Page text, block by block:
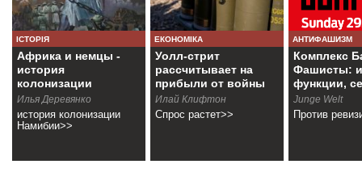
ІСТОРІЯ
Африка и немцы -
история
колонизации
Намибии
Илья Деревянко
история колонизации
Намибии>>
ЕКОНОМІКА
Уолл-стрит
рассчитывает на
прибыли от войны
Илай Клифтон
Спрос растет>>
АНТИФАШИЗМ
Комплекс
Фашисты:
функции,
Junge Welt
Против